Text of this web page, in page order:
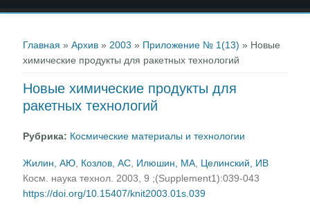
Главная »Архив » 2003 » Приложение № 1(13) » Новые
химические продукты для ракетных технологий
Новые химические продукты для
ракетных технологий
Рубрика: Космические материалы и технологии
Жилин, АЮ Козлов, АС Илюшин, МА Целинский, ИВ
Косм. наука технол. 2003, 9 ;(Supplement1):039-043
https://doi.org/10.15407/knit2003.01s.039